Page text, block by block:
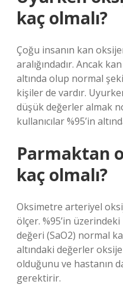
kaç olmalı?
Çoğu insanın kan
aralığındadır. Ancak
altında olup normal
kişiler de vardır.
düşük değerler almak
kullanıcılar %95’in
Parmaktan
kaç olmalı?
Oksimetre arteriyel
ölçer. %95’in
değeri (SaO2) normal
altındaki değerler
olduğunu ve hastanın
gerektirir.